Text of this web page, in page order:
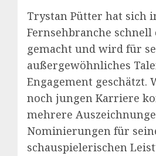
Trystan Pütter hat sich
Fernsehbranche schnell
gemacht und wird für
außergewöhnliches
Engagement geschätzt.
noch jungen Karriere
mehrere
Nominierungen für
schauspielerischen